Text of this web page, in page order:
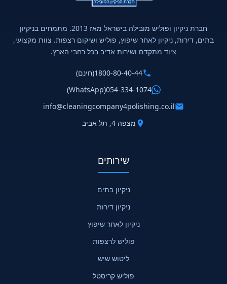
חברת ניקיון ופוליש מובילה בישראל מאז 2013. מתמחים בניקיון
בתים, דירות, ניקיון לאחר שיפוץ, פוליש ושיקום רצפות. צוות מקצועי,
ציוד מתקדם ושירות אדיב בכל רחבי הארץ.
1800-80-40-44(חינם)
054-334-1074
(WhatsApp)
info@cleaningcompany4polishing.co.il
מצפה 4, תל אביב
שירותים
ניקיון בתים
ניקיון דירות
ניקיון לאחר שיפוץ
פוליש לרצפות
ליטוש שיש
פוליש קריסטל